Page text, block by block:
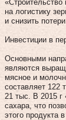
«Строительство
на логистику
и снизить
Инвестиции в
Основными
являются
мясное и
составляет
21 тыс. В 2015 г
сахара, что
этого продукта в